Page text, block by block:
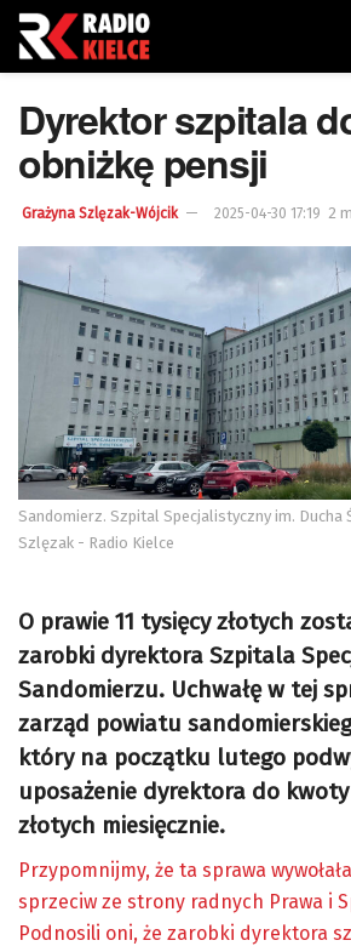
Dyrektor szpitala
obniżkę pensji
Grażyna Szlęzak-Wójcik 2025-04-30 17:19 2
Sandomierz. Szpital Specjalistyczny im. Ducha
Szlęzak - Radio Kielce
O prawie 11 tysięcy złotych
zarobki dyrektora Szpitala
Sandomierzu. Uchwałę w tej
zarząd powiatu
który na początku lutego
uposażenie dyrektora do
złotych miesięcznie.
Przypomnijmy, że ta sprawa
sprzeciw ze strony radnych Prawa i
Podnosili oni, że zarobki dyrektora